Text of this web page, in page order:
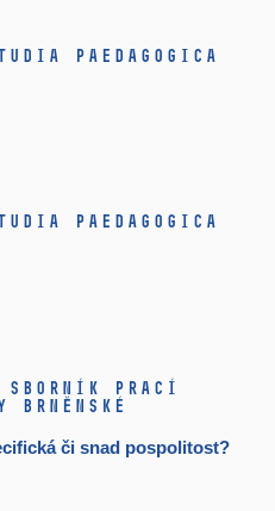
paedagogica
paedagogica
Sborník prací
či snad pospolitost?